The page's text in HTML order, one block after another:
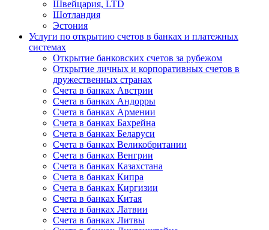
Швейцария, LTD
Шотландия
Эстония
Услуги по открытию счетов в банках и платежных
системах
Открытие банковских счетов за рубежом
Открытие личных и корпоративных счетов в
дружественных странах
Счета в банках Австрии
Счета в банках Андорры
Счета в банках Армении
Счета в банках Бахрейна
Счета в банках Беларуси
Счета в банках Великобритании
Счета в банках Венгрии
Счета в банках Казахстана
Счета в банках Кипра
Счета в банках Киргизии
Счета в банках Китая
Счета в банках Латвии
Счета в банках Литвы